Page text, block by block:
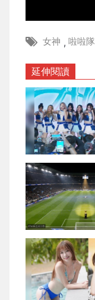
女神 , 啦啦隊
延伸閱讀